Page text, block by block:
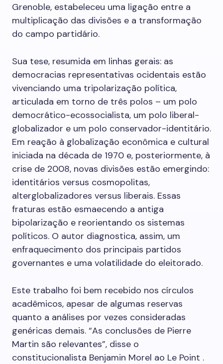
Grenoble, estabeleceu uma ligação entre a
multiplicação das divisões e a transformação
do campo partidário.
Sua tese, resumida em linhas gerais: as
democracias representativas ocidentais estão
vivenciando uma tripolarização política,
articulada em torno de três polos – um polo
democrático-ecossocialista, um polo liberal-
globalizador e um polo conservador-identitário.
Em reação à globalização econômica e cultural
iniciada na década de 1970 e, posteriormente, à
crise de 2008, novas divisões estão emergindo:
identitários versus cosmopolitas,
alterglobalizadores versus liberais. Essas
fraturas estão esmaecendo a antiga
bipolarização e reorientando os sistemas
políticos. O autor diagnostica, assim, um
enfraquecimento dos principais partidos
governantes e uma volatilidade do eleitorado.
Este trabalho foi bem recebido nos círculos
acadêmicos, apesar de algumas reservas
quanto a análises por vezes consideradas
genéricas demais. “As conclusões de Pierre
Martin são relevantes”, disse o
constitucionalista Benjamin Morel ao Le Point .